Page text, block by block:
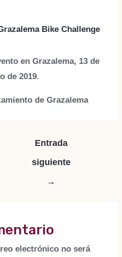
Bike Challenge
en Grazalema, 13 de
de 2019.
de Grazalema
Entrada
siguiente
→
electrónico no será